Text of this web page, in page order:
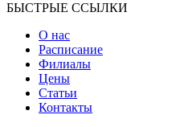
БЫСТРЫЕ ССЫЛКИ
О нас
Расписание
Филиалы
Цены
Статьи
Контакты